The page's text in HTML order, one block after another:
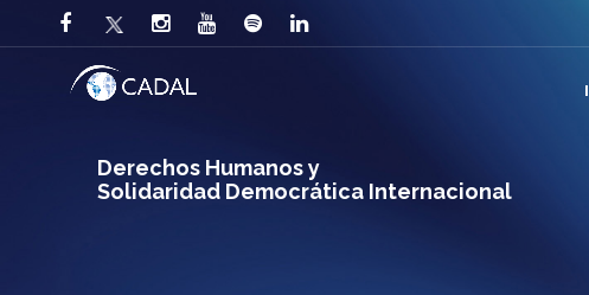
Derechos Humanos y
Solidaridad Democrática Internacional